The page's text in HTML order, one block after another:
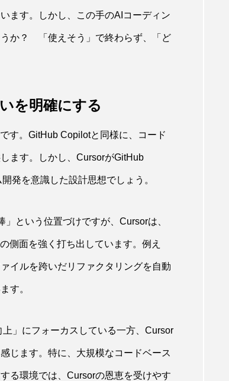
ます。しかし、この手のAIコーディン
か？ 「使えそう」で終わらず、「ど
を明確にする
す。GitHub Copilotと同様に、コード
ます。しかし、CursorがGitHub
発を意識した設計思想でしょう。
という位置づけですが、Cursorは、
側面を強く打ち出しています。例え
イルを跨いだリファクタリングを自動
す。
」にフォーカスしている一方、Cursor
じます。特に、大規模なコードベース
る環境では、Cursorの恩恵を受けやす